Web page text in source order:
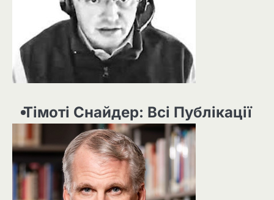
Тімоті Снайдер: Всі Публікації